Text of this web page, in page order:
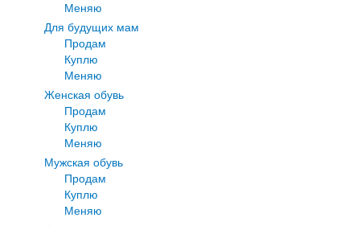
Меняю
Для будущих мам
Продам
Куплю
Меняю
Женская обувь
Продам
Куплю
Меняю
Мужская обувь
Продам
Куплю
Меняю